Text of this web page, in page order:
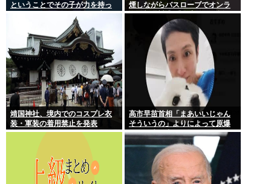
ということでその子が力を持っ
てしまわないように、研修生と
煙しながらバスローブでオンラ
イン報道対応 「自宅」との説明
に疑義 背景がラブホテルの客室
ような壁紙
靖国神社、境内でのコスプレ衣
装・軍装の着用禁止を発表
高市早苗首相「まあいいじゃん
そういうの」よりによって原爆
の日に歯医者に行ってたことが
発覚し批判が殺到大炎上